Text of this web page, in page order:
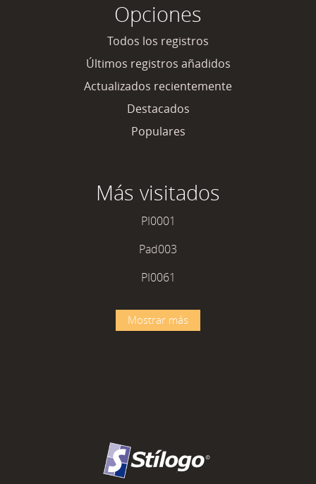
Opciones
Todos los registros
Últimos registros añadidos
Actualizados recientemente
Destacados
Populares
Más visitados
PI0001
Pad003
PI0061
Mostrar más